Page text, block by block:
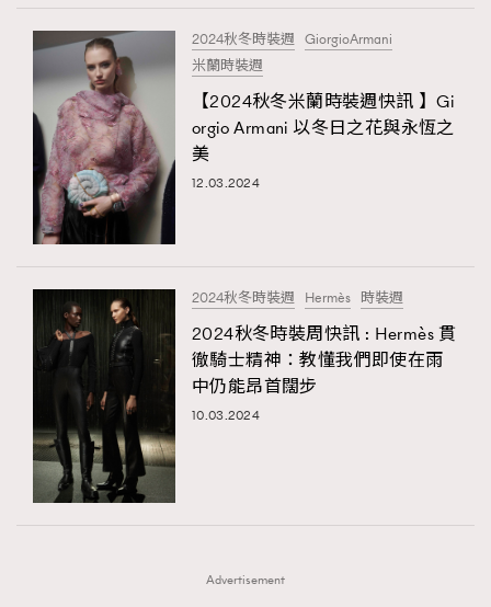
FigaroCeleb 547
FigaroCinéma 281
FigaroDigitalCover
FigaroExhibition 12
FigaroExpert
FigaroFrancais
FigaroHub
FigaroIcon
FigaroInsight 156
FigaroIssue 271
FigaroJewellery
FigaroMasterclass 20
FigaroStyle
#FigaroExhibition Wyman 揭曉 Figaro Exhibition
第二站！
法國五月French May專訪四位香港文藝代表
2024秋冬時裝週 GiorgioArmani
米蘭時裝週
【2024秋冬米蘭時裝週快訊 】Gi
orgio Armani 以冬日之花與永恆之
美
12.03.2024
2024秋冬時裝週 Hermès 時裝週
2024秋冬時裝周快訊 : Hermès 貫
徹騎士精神：教懂我們即使在雨
中仍能昂首闊步
10.03.2024
Advertisement